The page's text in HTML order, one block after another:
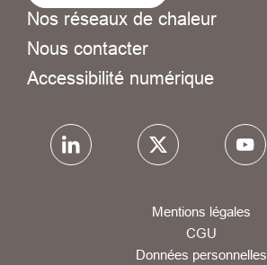
Nos réseaux de chaleur
Nous contacter
Accessibilité numérique
Mentions légales
CGU
Données personnelles